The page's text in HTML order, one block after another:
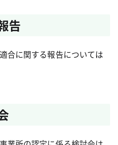
告
合に関する報告については